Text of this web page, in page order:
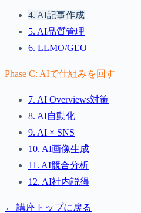
4. AI記事作成
5. AI品質管理
6. LLMO/GEO
Phase C: AIで仕組みを回す
7. AI Overviews対策
8. AI自動化
9. AI × SNS
10. AI画像生成
11 . AI競合分析
12. AI社内説得
← 講座トップに戻る